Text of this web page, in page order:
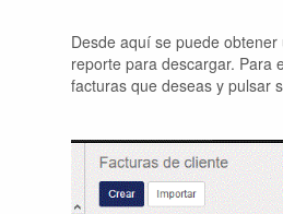
Desde aquí se puede
reporte para descargar. Para
facturas que deseas y pulsar